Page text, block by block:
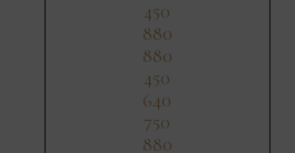
450
880
880
450
640
750
880